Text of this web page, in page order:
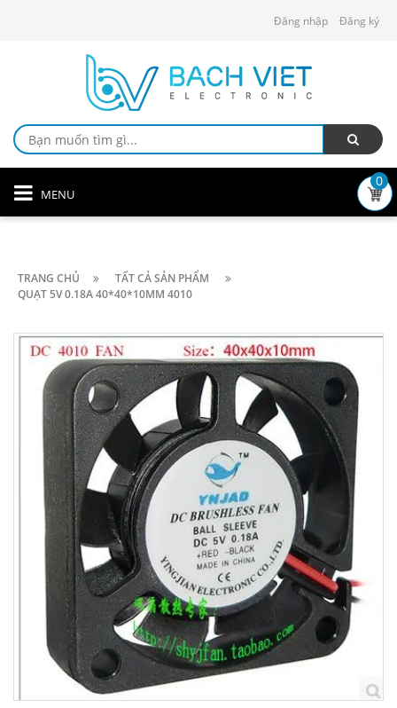
Đăng nhập Đăng ký
MENU
0
TRANG CHỦ
TẤT CẢ SẢN PHẨM
QUẠT 5V 0.18A 40*40*10MM 4010